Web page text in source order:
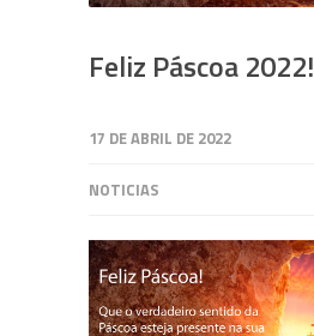
Feliz Páscoa 2022!
17 DE ABRIL DE 2022
NOTICIAS